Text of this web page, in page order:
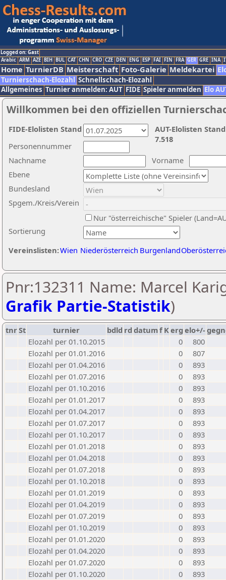
Logged on: Gast
Arabic ARM AZE BIH BUL CAT CHN CRO CZE DEN ENG ESP FAI FIN FRA GER GRE INA
Home TurnierDB Meisterschaft Foto-Galerie Meldekartei
Turnierschach-Elozahl Schnellschach-Elozahl
Allgemeines Turnier anmelden: AUT FIDE Spieler anmelden Elo
Willkommen bei den offiziellen
Nachname
Vorname
Ebene
Sortierung
Personennummer
Bundesland
Spgem./Kreis/Verein
Nur "österreichische" Spieler
Vereinslisten:Wien Niederösterreich Burgenland
AUT-Elolisten
7.518
FIDE-Elolisten Stand
Pnr:132311 Name: Marcel
Grafik Partie-Statistik)
tnrSt turnier bdld rd datumf Kerg elo+/-
Elozahl per 01.10.2015
0
800
Elozahl per 01.01.2016
0
807
Elozahl per 01.04.2016
0
893
Elozahl per 01.07.2016
0
893
Elozahl per 01.10.2016
0
893
Elozahl per 01.01.2017
0
893
Elozahl per 01.04.2017
0
893
Elozahl per 01.07.2017
0
893
Elozahl per 01.10.2017
0
893
Elozahl per 01.01.2018
0
893
Elozahl per 01.04.2018
0
893
Elozahl per 01.07.2018
0
893
Elozahl per 01.10.2018
0
893
Elozahl per 01.01.2019
0
893
Elozahl per 01.04.2019
0
893
Elozahl per 01.07.2019
0
893
Elozahl per 01.10.2019
0
893
Elozahl per 01.01.2020
0
893
Elozahl per 01.04.2020
0
893
Elozahl per 01.07.2020
0
893
Elozahl per 01.10.2020
0
893